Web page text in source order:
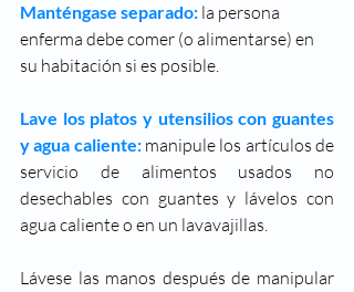
Manténgase separado: la persona
enferma debe comer (o alimentarse) en
su habitación si es posible.
Lave los platos y utensilios con guantes
y agua caliente: manipule los artículos de
servicio de alimentos usados ​​no
desechables con guantes y lávelos con
agua caliente o en un lavavajillas.
Lávese las manos después de manipular